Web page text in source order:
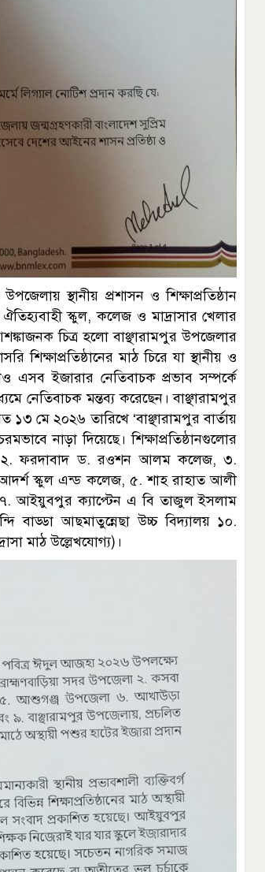
স্থানীয় প্রশাসন ও শিক্ষাপ্রতিষ্ঠান
স্কুল, কলেজ ও মাদ্রাসার খেলার
চিত্র হলো বাঞ্ছারামপুর উপজেলার
শিক্ষাপ্রতিষ্ঠানের মাঠ চিরে যা স্থানীয় ও
এসব ইজারার নেতিবাচক প্রভাব সম্পর্কে
নেতিবাচক মন্তব্য করেছেন। বাঞ্ছারামপুর
মে ২০২৬ তারিখে ‘বাঞ্ছারামপুর বার্তায়
নাড়া দিয়েছে। শিক্ষাপ্রতিষ্ঠানগুলোর
২. ফরদাবাদ ড. রওশন আলম কলেজ, ৩.
স্কুল এন্ড কলেজ, ৫. শাহ রাহাত আলী
৭. আইয়ুবপুর ক্যাপ্টেন এ বি তাজুল ইসলাম
বাড্ডা আছমাতুন্নেছা উচ্চ বিদ্যালয় ১০.
মাঠ উল্লেখযোগ্য)।